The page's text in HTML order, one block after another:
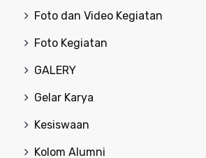
Foto dan Video Kegiatan
Foto Kegiatan
GALERY
Gelar Karya
Kesiswaan
Kolom Alumni